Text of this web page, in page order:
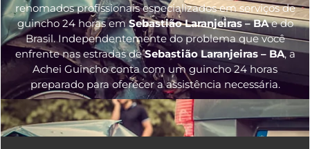
renomados profissionais especializados em serviços de
guincho 24 horasemSebastião Laranjeiras – BAe do
Brasil. Independentemente do problema que você
enfrente nas estradas deSebastião Laranjeiras – BA, a
Achei Guincho conta com um guincho 24 horas
preparado para oferecer a assistência necessária.